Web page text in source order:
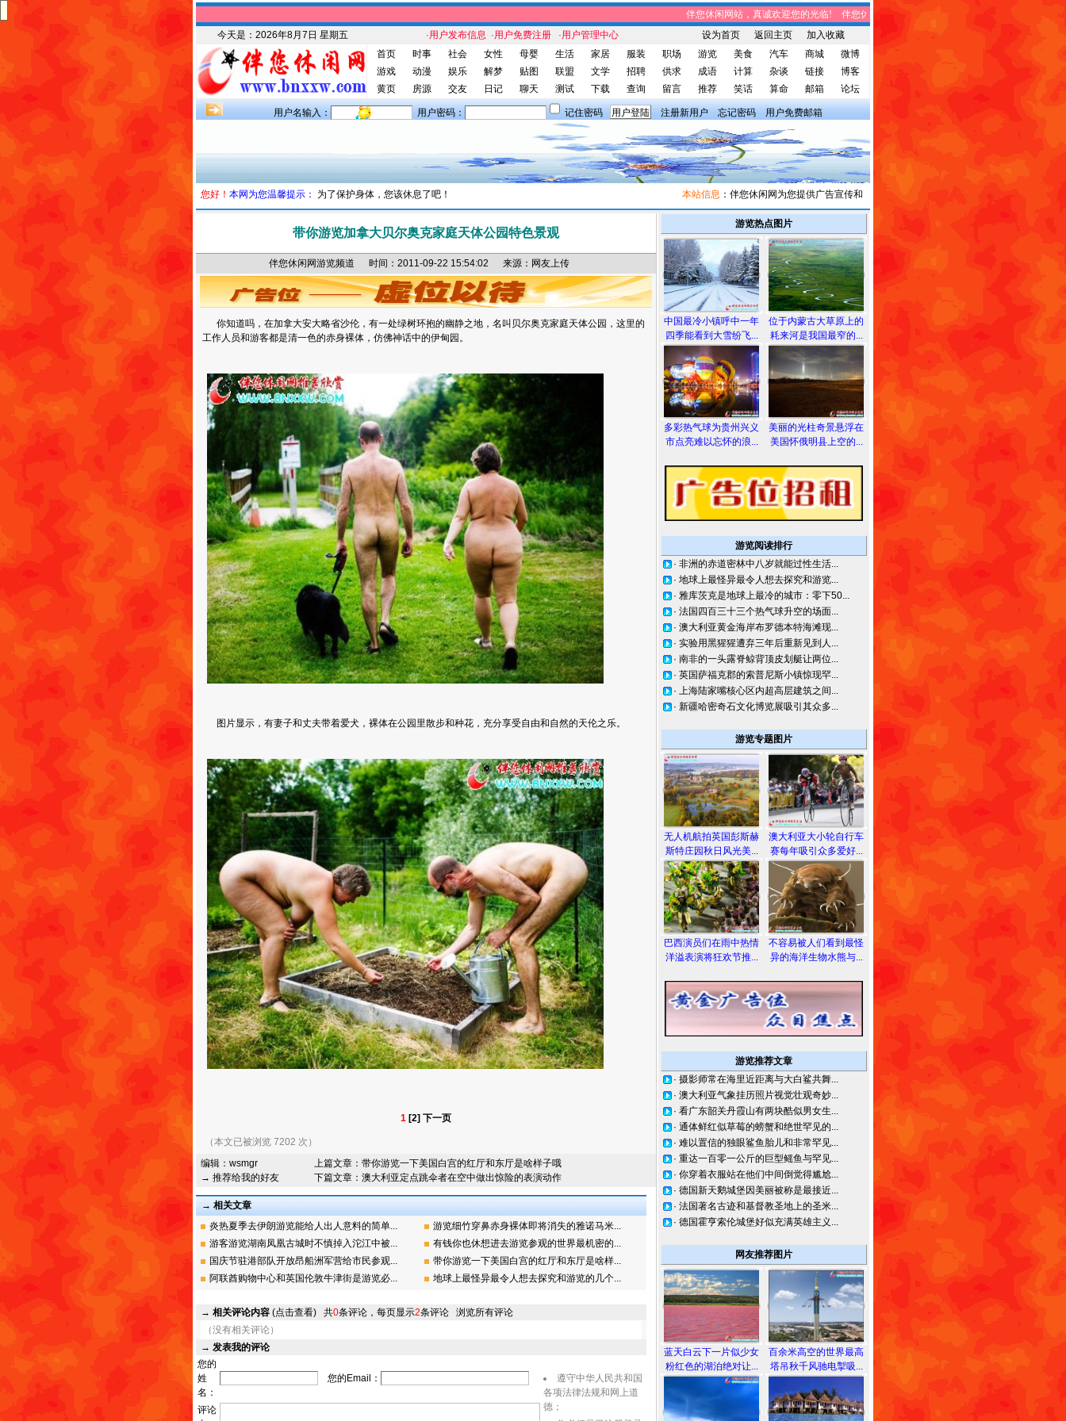
伴您休闲网站，真诚欢迎您的光临! 伴您休闲网站，将免费给您带来趣味时事、笑话集锦
今天是： 2026年8月7日 星期五 ·用户发布信息 ·用户免费注册 ·用户管理中心 设为首页 返回主页
加入收藏
首页
时事 社会 女性 母婴 生活 家居 服装 职场 游览 美食 汽车 商城
微博
游戏
动漫 娱乐 解梦 贴图 联盟 文学 招聘 供求 成语 计算 杂谈 链接
博客
黄页
房源 交友 日记 聊天 测试 下载 查询 留言 推荐 笑话 算命 邮箱 论坛
用户名输入： 用户密码： 记住密码 注册新用户 忘记密码 用户免费邮箱
您好！ 本网为您温馨提示： 为了保护身体，您该休息了吧！ 本站信息：伴您休闲网为您提供广告宣传和信息发布，有需求者请与我们联系。
带你游览加拿大贝尔奥克家庭天体公园特色景观
伴您休闲网游览频道 时间：2011-09-22 15:54:02 来源：网友上传
你知道吗，在加拿大安大略省沙伦，有一处绿树环抱的幽静之地，名叫贝尔奥克家庭天体公园，这里的
工作人员和游客都是清一色的赤身裸体，仿佛神话中的伊甸园。
图片显示，有妻子和丈夫带着爱犬，裸体在公园里散步和种花，充分享受自由和自然的天伦之乐。
1 [2] 下一页
（本文已被浏览 7202 次）
编辑： wsmgr
→ 推荐给我的好友
上篇文章： 带你游览一下美国白宫的红厅和东厅是啥样子哦
下篇文章： 澳大利亚定点跳伞者在空中做出惊险的表演动作
→ 相关文章
炎热夏季去伊朗游览能给人出人意料的简单...
游览细竹穿鼻赤身裸体即将消失的雅诺马米...
游客游览湖南凤凰古城时不慎掉入沱江中被...
有钱你也休想进去游览参观的世界最机密的...
国庆节驻港部队开放昂船洲军营给市民参观...
带你游览一下美国白宫的红厅和东厅是啥样...
阿联酋购物中心和英国伦敦牛津街是游览必...
地球上最怪异最令人想去探究和游览的几个...
→ 相关评论内容 (点击查看) 共0条评论，每页显示2条评论 浏览所有评论
（没有相关评论）
→ 发表我的评论
您的
姓
名：
您的Email：
评论
遵守中华人民共和国
各项法律法规和网上道
德；
游览热点图片
中国最冷小镇呼中一年
四季能看到大雪纷飞...
多彩热气球为贵州兴义
市点亮难以忘怀的浪...
位于内蒙古大草原上的
耗来河是我国最窄的...
美丽的光柱奇景悬浮在
美国怀俄明县上空的...
游览阅读排行
· 非洲的赤道密林中八岁就能过性生活...
· 地球上最怪异最令人想去探究和游览...
· 雅库茨克是地球上最冷的城市：零下50...
· 法国四百三十三个热气球升空的场面...
· 澳大利亚黄金海岸布罗德本特海滩现...
· 实验用黑猩猩遭弃三年后重新见到人...
· 南非的一头露脊鲸背顶皮划艇让两位...
· 英国萨福克郡的索普尼斯小镇惊现罕...
· 上海陆家嘴核心区内超高层建筑之间...
· 新疆哈密奇石文化博览展吸引其众多...
游览专题图片
无人机航拍英国彭斯赫
斯特庄园秋日风光美...
巴西演员们在雨中热情
洋溢表演将狂欢节推...
澳大利亚大小轮自行车
赛每年吸引众多爱好...
不容易被人们看到最怪
异的海洋生物水熊与...
游览推荐文章
· 摄影师常在海里近距离与大白鲨共舞...
· 澳大利亚气象挂历照片视觉壮观奇妙...
· 看广东韶关丹霞山有两块酷似男女生...
· 通体鲜红似草莓的螃蟹和绝世罕见的...
· 难以置信的独眼鲨鱼胎儿和非常罕见...
· 重达一百零一公斤的巨型鳐鱼与罕见...
· 你穿着衣服站在他们中间倒觉得尴尬...
· 德国新天鹅城堡因美丽被称是最接近...
· 法国著名古迹和基督教圣地上的圣米...
· 德国霍亨索伦城堡好似充满英雄主义...
网友推荐图片
蓝天白云下一片似少女
粉红色的湖泊绝对让...
百余米高空的世界最高
塔吊秋千风驰电掣吸...